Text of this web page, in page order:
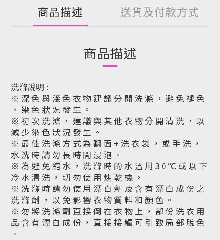
商品描述 送貨及付款方式
商品描述
洗滌說明 :
※ 深 色 與 淺 色 衣 物 建 議 分 開 洗 滌 ， 避 免 褪 色
、 染 色 狀 況 發 生 。
※ 初 次 洗 滌 ， 建 議 與 其 他 衣 物 分 開 清 洗 ， 以
減 少 染 色 狀 況 發 生 。
※ 最 佳 洗 滌 方 式 為 翻 面 + 洗 衣 袋 ， 或 手 洗 ，
水 洗 時 請 勿 長 時 間 浸 泡 。
※ 為 避 免 縮 水 ， 洗 滌 時 的 水 溫 用 3 0 ℃ 或 以 下
冷 水 清 洗 ， 切 勿 使 用 烘 乾 機 。
※ 洗 滌 時 請 勿 使 用 漂 白 劑 及 含 有 漂 白 成 份 之
洗 滌 劑 ， 以 免 影 響 衣 物 質 料 和 顏 色 。
※ 勿 將 洗 滌 劑 直 接 倒 在 衣 物 上 ， 部 份 洗 衣 用
品 含 有 漂 白 成 份 ， 直 接 接 觸 可 引 致 局 部 脫 色
。